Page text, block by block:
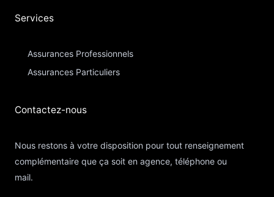
Services
Assurances Professionnels
Assurances Particuliers​
Contactez-nous​
Nous restons à votre disposition pour tout renseignement
complémentaire que ça soit en agence, téléphone ou
mail.